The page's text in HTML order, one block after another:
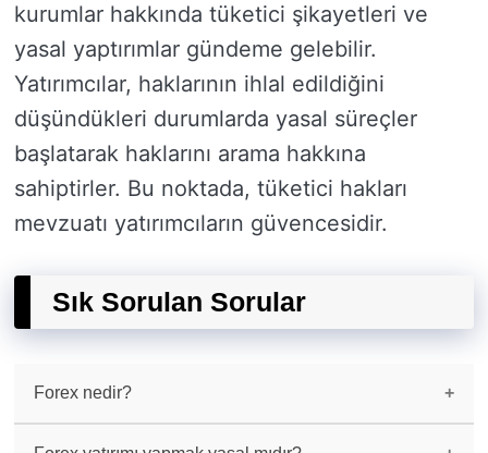
kurumlar hakkında tüketici şikayetleri ve
yasal yaptırımlar gündeme gelebilir.
Yatırımcılar, haklarının ihlal edildiğini
düşündükleri durumlarda yasal süreçler
başlatarak haklarını arama hakkına
sahiptirler. Bu noktada, tüketici hakları
mevzuatı yatırımcıların güvencesidir.
Sık Sorulan Sorular
Forex nedir?
uluslararası bir döviz piyasasıdır.